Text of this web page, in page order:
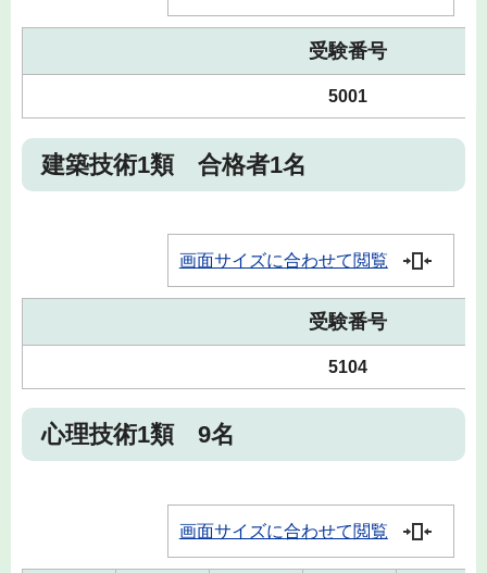
受験番号
5001
建築技術1類 合格者1名
画面サイズに合わせて閲覧
受験番号
5104
心理技術1類 9名
画面サイズに合わせて閲覧